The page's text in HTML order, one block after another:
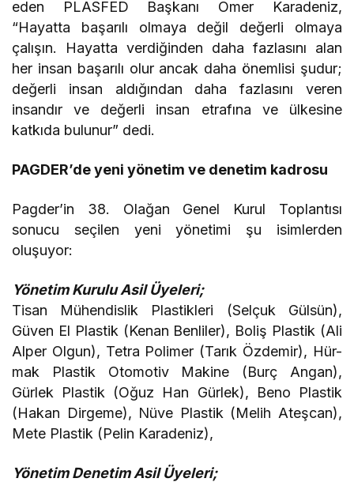
eden PLASFED Başkanı Ömer Karadeniz,
“Hayatta başarılı olmaya değil değerli olmaya
çalışın. Hayatta verdiğinden daha fazlasını alan
her insan başarılı olur ancak daha önemlisi şudur;
değerli insan aldığından daha fazlasını veren
insandır ve değerli insan etrafına ve ülkesine
katkıda bulunur” dedi.
PAGDER’de yeni yönetim ve denetim kadrosu
Pagder’in 38. Olağan Genel Kurul Toplantısı
sonucu seçilen yeni yönetimi şu isimlerden
oluşuyor:
Yönetim Kurulu Asil Üyeleri;
Tisan Mühendislik Plastikleri (Selçuk Gülsün),
Güven El Plastik (Kenan Benliler), Boliş Plastik (Ali
Alper Olgun), Tetra Polimer (Tarık Özdemir), Hür-
mak Plastik Otomotiv Makine (Burç Angan),
Gürlek Plastik (Oğuz Han Gürlek), Beno Plastik
(Hakan Dirgeme), Nüve Plastik (Melih Ateşcan),
Mete Plastik (Pelin Karadeniz),
Yönetim Denetim Asil Üyeleri;